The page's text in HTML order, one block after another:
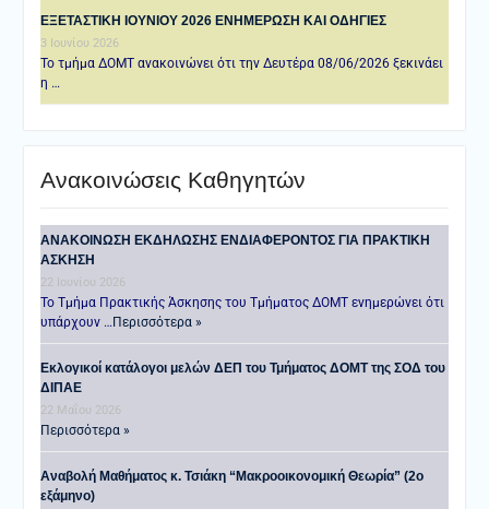
ΕΞΕΤΑΣΤΙΚΗ IOYNIOY 2026 ΕΝΗΜΕΡΩΣΗ ΚΑΙ ΟΔΗΓΙΕΣ
3 Ιουνίου 2026
Το τμήμα ΔΟΜΤ ανακοινώνει ότι την Δευτέρα 08/06/2026 ξεκινάει
η …
Ανακοινώσεις Καθηγητών
ANAKOINΩΣΗ ΕΚΔΗΛΩΣΗΣ ΕΝΔΙΑΦΕΡΟΝΤΟΣ ΓΙΑ ΠΡΑΚΤΙΚΗ
ΑΣΚΗΣΗ
22 Ιουνίου 2026
Το Τμήμα Πρακτικής Άσκησης του Τμήματος ΔΟΜΤ ενημερώνει ότι
υπάρχουν …Περισσότερα »
Εκλογικοί κατάλογοι μελών ΔΕΠ του Τμήματος ΔΟΜΤ της ΣΟΔ του
ΔΙΠΑΕ
22 Μαΐου 2026
Περισσότερα »
Αναβολή Μαθήματος κ. Τσιάκη “Μακροοικονομική Θεωρία” (2ο
εξάμηνο)